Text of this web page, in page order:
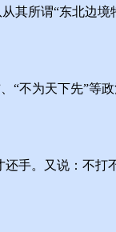
所谓“东北边境
不为天下先”等
手。又说：不打